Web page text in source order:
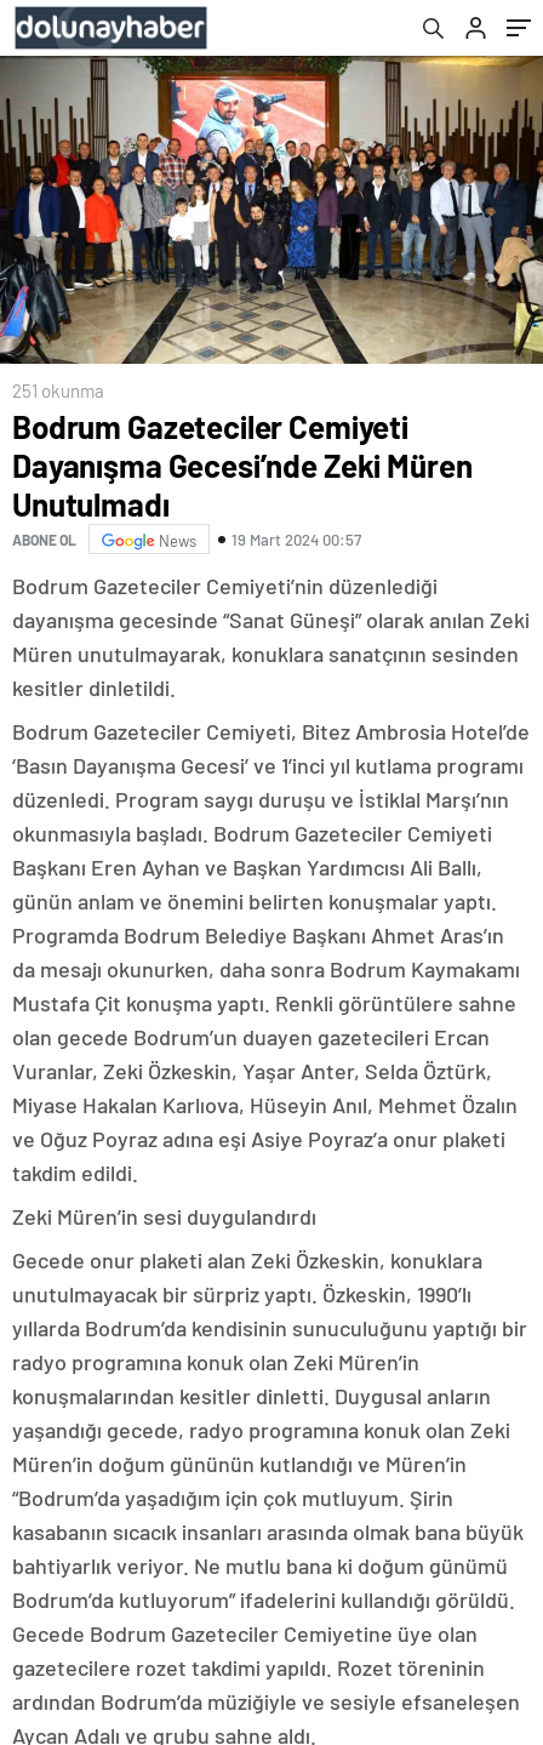
251 okunma
Bodrum Gazeteciler Cemiyeti
Dayanışma Gecesi’nde Zeki Müren
Unutulmadı
ABONE OL News 19 Mart 2024 00:57
Bodrum Gazeteciler Cemiyeti’nin düzenlediği
dayanışma gecesinde “Sanat Güneşi” olarak anılan Zeki
Müren unutulmayarak, konuklara sanatçının sesinden
kesitler dinletildi.
Bodrum Gazeteciler Cemiyeti, Bitez Ambrosia Hotel’de
‘Basın Dayanışma Gecesi’ ve 1’inci yıl kutlama programı
düzenledi. Program saygı duruşu ve İstiklal Marşı’nın
okunmasıyla başladı. Bodrum Gazeteciler Cemiyeti
Başkanı Eren Ayhan ve Başkan Yardımcısı Ali Ballı,
günün anlam ve önemini belirten konuşmalar yaptı.
Programda Bodrum Belediye Başkanı Ahmet Aras’ın
da mesajı okunurken, daha sonra Bodrum Kaymakamı
Mustafa Çit konuşma yaptı. Renkli görüntülere sahne
olan gecede Bodrum’un duayen gazetecileri Ercan
Vuranlar, Zeki Özkeskin, Yaşar Anter, Selda Öztürk,
Miyase Hakalan Karlıova, Hüseyin Anıl, Mehmet Özalın
ve Oğuz Poyraz adına eşi Asiye Poyraz’a onur plaketi
takdim edildi.
Zeki Müren’in sesi duygulandırdı
Gecede onur plaketi alan Zeki Özkeskin, konuklara
unutulmayacak bir sürpriz yaptı. Özkeskin, 1990’lı
yıllarda Bodrum’da kendisinin sunuculuğunu yaptığı bir
radyo programına konuk olan Zeki Müren’in
konuşmalarından kesitler dinletti. Duygusal anların
yaşandığı gecede, radyo programına konuk olan Zeki
Müren’in doğum gününün kutlandığı ve Müren’in
“Bodrum’da yaşadığım için çok mutluyum. Şirin
kasabanın sıcacık insanları arasında olmak bana büyük
bahtiyarlık veriyor. Ne mutlu bana ki doğum günümü
Bodrum’da kutluyorum” ifadelerini kullandığı görüldü.
Gecede Bodrum Gazeteciler Cemiyetine üye olan
gazetecilere rozet takdimi yapıldı. Rozet töreninin
ardından Bodrum’da müziğiyle ve sesiyle efsaneleşen
Aycan Adalı ve grubu sahne aldı.